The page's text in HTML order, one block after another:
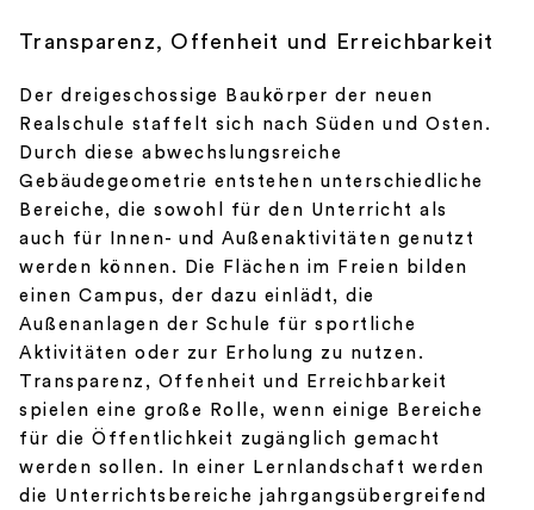
Transparenz, Offenheit und Erreichbarkeit
Der dreigeschossige Baukörper der neuen
Realschule staffelt sich nach Süden und Osten.
Durch diese abwechslungsreiche
Gebäudegeometrie entstehen unterschiedliche
Bereiche, die sowohl für den Unterricht als
auch für Innen- und Außenaktivitäten genutzt
werden können. Die Flächen im Freien bilden
einen Campus, der dazu einlädt, die
Außenanlagen der Schule für sportliche
Aktivitäten oder zur Erholung zu nutzen.
Transparenz, Offenheit und Erreichbarkeit
spielen eine große Rolle, wenn einige Bereiche
für die Öffentlichkeit zugänglich gemacht
werden sollen. In einer Lernlandschaft werden
die Unterrichtsbereiche jahrgangsübergreifend